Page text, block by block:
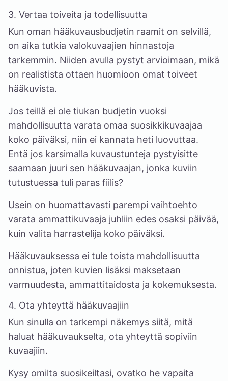
3. Vertaa toiveita ja todellisuutta
Kun oman hääkuvausbudjetin raamit on selvillä,
on aika tutkia valokuvaajien hinnastoja
tarkemmin. Niiden avulla pystyt arvioimaan, mikä
on realistista ottaen huomioon omat toiveet
hääkuvista.
Jos teillä ei ole tiukan budjetin vuoksi
mahdollisuutta varata omaa suosikkikuvaajaa
koko päiväksi, niin ei kannata heti luovuttaa.
Entä jos karsimalla kuvaustunteja pystyisitte
saamaan juuri sen hääkuvaajan, jonka kuviin
tutustuessa tuli paras fiilis?
Usein on huomattavasti parempi vaihtoehto
varata ammattikuvaaja juhliin edes osaksi päivää,
kuin valita harrastelija koko päiväksi.
Hääkuvauksessa ei tule toista mahdollisuutta
onnistua, joten kuvien lisäksi maksetaan
varmuudesta, ammattitaidosta ja kokemuksesta.
4. Ota yhteyttä hääkuvaajiin
Kun sinulla on tarkempi näkemys siitä, mitä
haluat hääkuvaukselta, ota yhteyttä sopiviin
kuvaajiin.
Kysy omilta suosikeiltasi, ovatko he vapaita